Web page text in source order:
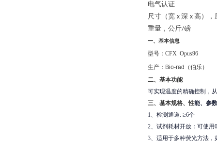
电气认证
尺寸（宽 x 深 x 高），
重量，公斤/
一、基本信息
型号： CFX Opus96
生产： Bio-rad
（伯乐）
二、基本功能
可实现温度的精确控制，
三、基本规格、性能、参
1、检测通道: ≥6个
2、试剂耗材开放：可使用
3、适用于多种荧光方法，